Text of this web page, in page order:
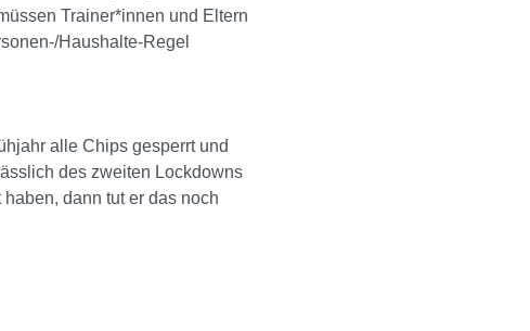
Trainer*innen und Eltern
Haushalte-Regel
alle Chips gesperrt und
des zweiten Lockdowns
dann tut er das noch